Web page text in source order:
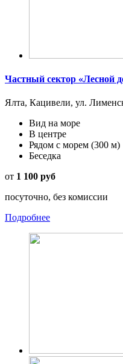
Частный сектор «Лесной
Ялта, Кацивели, ул.
Вид на море
В центре
Рядом с морем (300 м)
Беседка
от 1 100 руб
посуточно, без комиссии
Подробнее